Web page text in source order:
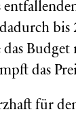
bis
das Budget
das
für